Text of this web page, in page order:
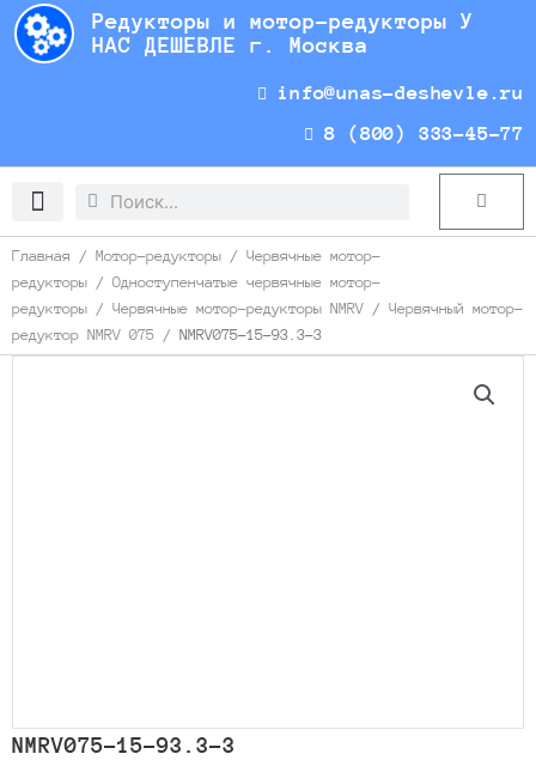
Перейти
содержимому
Редукторы и мотор-редукторы У
НАС ДЕШЕВЛЕ г. Москва
info@unas-deshevle.ru
8 (800) 333-45-77
Search
Search Cart
Главная / Мотор-редукторы / Червячные мотор-
редукторы / Одноступенчатые червячные мотор-
редукторы / Червячные мотор-редукторы NMRV / Червячный мотор-
редуктор NMRV 075 / NMRV075-15-93.3-3
NMRV075-15-93.3-3